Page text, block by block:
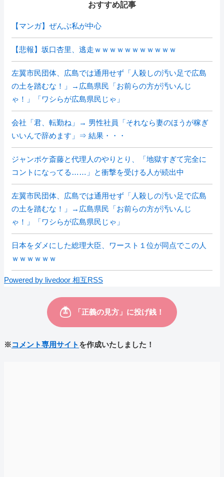
おすすめ記事
【マンガ】ぜんぶ私が中心
【悲報】坂口杏里、逃走ｗｗｗｗｗｗｗｗｗｗｗ
左翼市民団体、広島では通用せず「人殺しの汚い足で広島
の土を踏むな！」→広島県民「お前らの方が汚いんじ
ゃ！」「ワシらが広島県民じゃ」
会社「君、転勤ね」→ 男性社員「それなら妻のほうが稼ぎ
いいんで辞めます」⇒ 結果・・・
ジャンポケ斎藤と代理人のやりとり、「地獄すぎて完全に
コントになってる……」と衝撃を受ける人が続出中
左翼市民団体、広島では通用せず「人殺しの汚い足で広島
の土を踏むな！」→広島県民「お前らの方が汚いんじ
ゃ！」「ワシらが広島県民じゃ」
日本をダメにした総理大臣、ワースト１位が同点でこの人
ｗｗｗｗｗｗ
Powered by livedoor 相互RSS
※コメント専用サイト を作成いたしました！